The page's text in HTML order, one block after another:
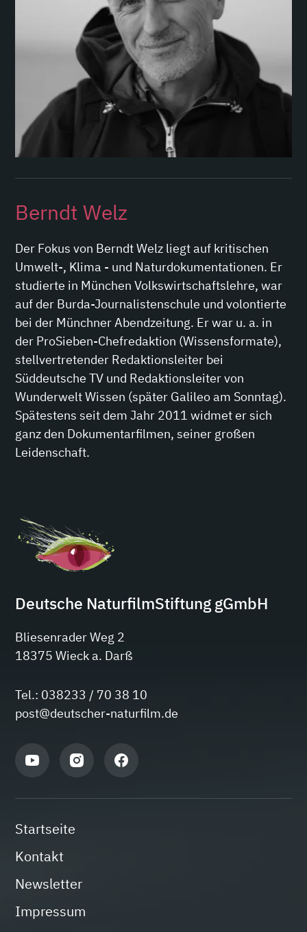
Berndt Welz
Der Fokus von Berndt Welz liegt auf kritischen
Umwelt-, Klima - und Naturdokumentationen. Er
studierte in München Volkswirtschaftslehre, war
auf der Burda-Journalistenschule und volontierte
bei der Münchner Abendzeitung. Er war u. a. in
der ProSieben-Chefredaktion (Wissensformate),
stellvertretender Redaktionsleiter bei
Süddeutsche TV und Redaktionsleiter von
Wunderwelt Wissen (später Galileo am Sonntag).
Spätestens seit dem Jahr 2011 widmet er sich
ganz den Dokumentarfilmen, seiner großen
Leidenschaft.
Deutsche NaturfilmStiftung gGmbH
Bliesenrader Weg 2
18375 Wieck a. Darß
Tel.: 038233 / 70 38 10
post@deutscher-naturfilm.de
Startseite
Kontakt
Newsletter
Impressum